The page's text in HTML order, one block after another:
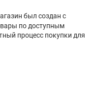
был создан с
по доступным
процесс покупки для